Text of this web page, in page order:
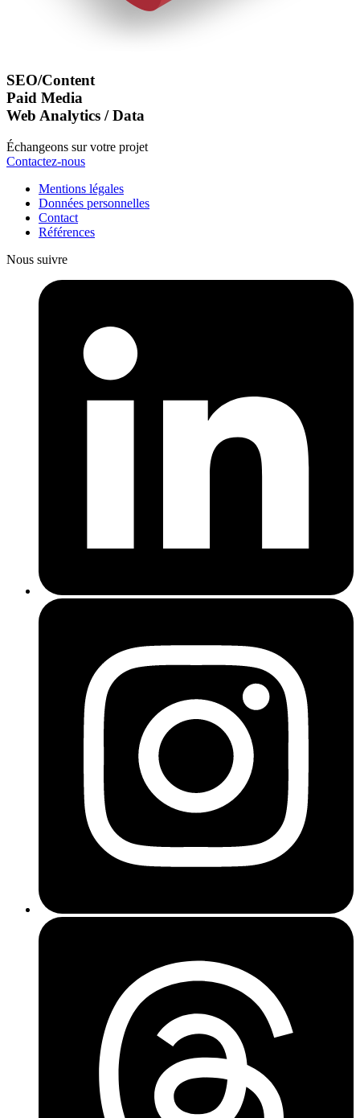
SEO/Content
Paid Media
Web Analytics / Data
Échangeons sur votre projet
Contactez-nous
Mentions légales
Données personnelles
Contact
Références
Nous suivre